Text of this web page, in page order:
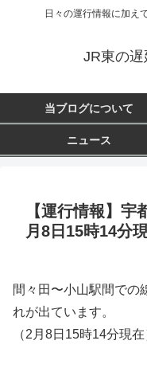
日々の運行情報に加え
JR東の
当ブログについて
ニュース
【運行情報】
月8日15時14分現
間々田〜小山駅間での
れが出ています。
（2月8日15時14分現在